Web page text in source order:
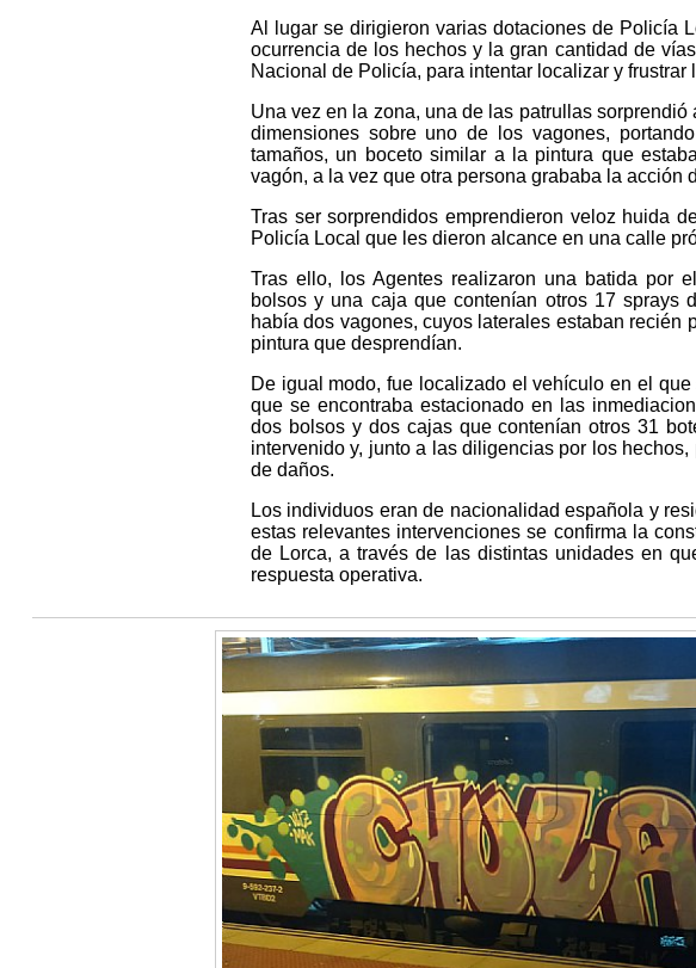
Al lugar se dirigieron varias dotaciones de Policía
ocurrencia de los hechos y la gran cantidad de
Nacional de Policía, para intentar localizar y
Una vez en la zona, una de las patrullas
dimensiones sobre uno de los vagones,
tamaños, un boceto similar a la pintura que
vagón, a la vez que otra persona grababa la acción
Tras ser sorprendidos emprendieron veloz huida
Policía Local que les dieron alcance en una calle
Tras ello, los Agentes realizaron una batida por
bolsos y una caja que contenían otros 17 sprays
había dos vagones, cuyos laterales estaban
pintura que desprendían.
De igual modo, fue localizado el vehículo en el
que se encontraba estacionado en las
dos bolsos y dos cajas que contenían otros 31
intervenido y, junto a las diligencias por los
de daños.
Los individuos eran de nacionalidad española y
estas relevantes intervenciones se confirma la
de Lorca, a través de las distintas unidades en
respuesta operativa.